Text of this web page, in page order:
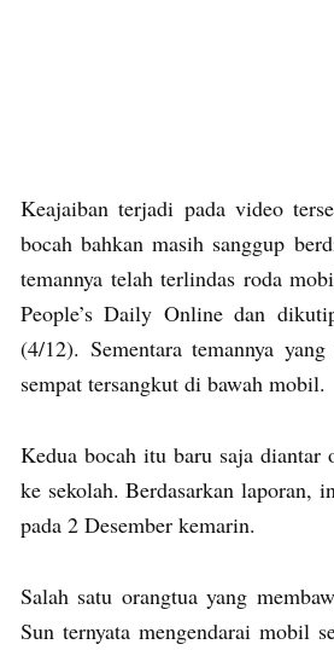
Keajaiban terjadi pada video
bocah bahkan masih sanggup
temannya telah terlindas roda
People’s Daily Online dan
(4/12). Sementara temannya
sempat tersangkut di bawah mobil.
Kedua bocah itu baru saja diantar
ke sekolah. Berdasarkan laporan,
pada 2 Desember kemarin.
Salah satu orangtua yang
Sun ternyata mengendarai mobil